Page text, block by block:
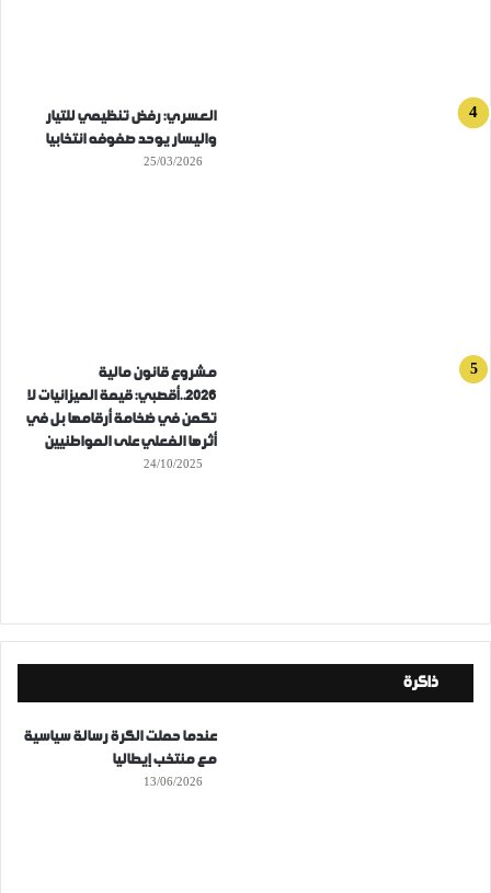
العسري: رفض تنظيمي للتيار
واليسار يوحد صفوفه انتخابيا
25/03/2026
مشروع قانون مالية
2026..أقصبي: قيمة الميزانيات لا
تكمن في ضخامة أرقامها بل في
أثرها الفعلي على المواطنيين
24/10/2025
ذاكرة
عندما حملت الكرة رسالة سياسية
مع منتخب إيطاليا
13/06/2026